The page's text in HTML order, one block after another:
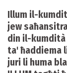
Illum il-
jew
din il-
ta' ħaddiema
juri li huma